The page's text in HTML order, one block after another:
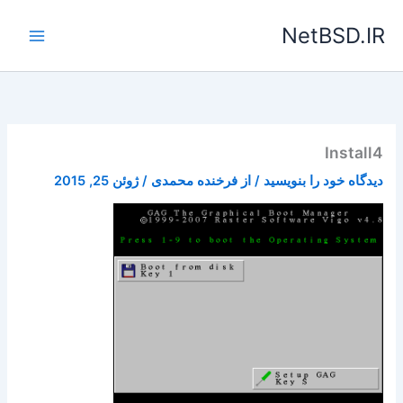
NetBSD.IR
Install4
دیدگاه‌ خود را بنویسید / از فرخنده محمدی/ژوئن 25, 2015